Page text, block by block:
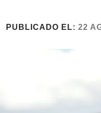
PUBLICADO EL: 22